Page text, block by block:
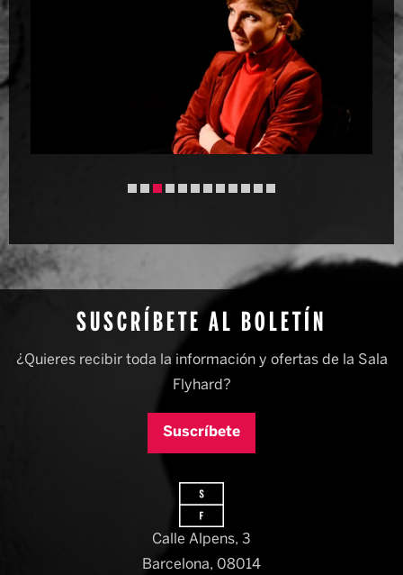
SUSCRÍBETE AL BOLETÍN
¿Quieres recibir toda la información y ofertas de la Sala
Flyhard?
Suscríbete
Calle Alpens, 3
Barcelona, 08014​